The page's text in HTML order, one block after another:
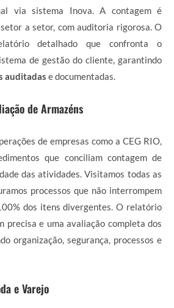
via sistema Inova. A contagem é
a setor, com auditoria rigorosa. O
detalhado que confronta o
de gestão do cliente, garantindo
auditadas e documentadas.
de Armazéns
de empresas como a CEG RIO,
que conciliam contagem de
das atividades. Visitamos todas as
processos que não interrompem
dos itens divergentes. O relatório
precisa e uma avaliação completa dos
organização, segurança, processos e
e Varejo